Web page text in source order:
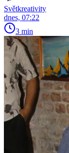
Světkreativity
dnes, 07:22
3 min